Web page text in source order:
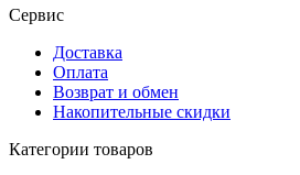
Сервис
Доставка
Оплата
Возврат и обмен
Накопительные скидки
Категории товаров